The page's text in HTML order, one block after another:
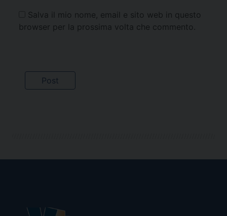
Salva il mio nome, email e sito web in questo
browser per la prossima volta che commento.